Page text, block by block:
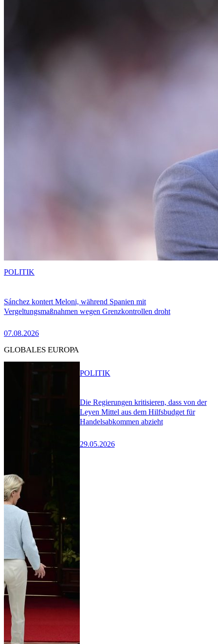
Sánchez kontert Meloni, während Spanien mit
Vergeltungsmaßnahmen wegen Grenzkontrollen droht
07.08.2026
POLITIK
GLOBALES EUROPA
Die Regierungen kritisieren, dass von der
Leyen Mittel aus dem Hilfsbudget für
Handelsabkommen abzieht
29.05.2026
POLITIK